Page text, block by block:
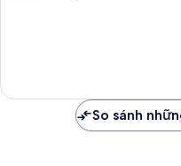
So sánh